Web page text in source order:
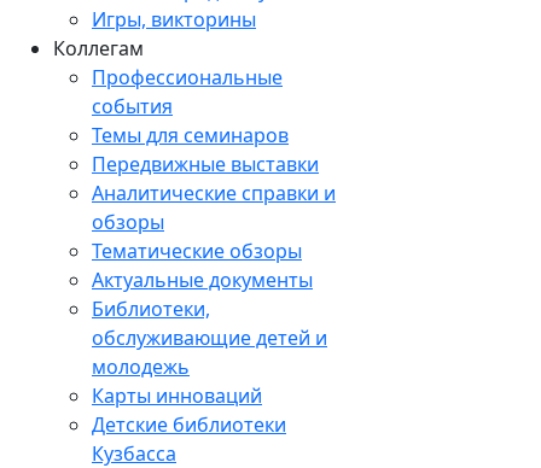
Игры, викторины
Коллегам
Профессиональные
события
Темы для семинаров
Передвижные выставки
Аналитические справки и
обзоры
Тематические обзоры
Актуальные документы
Библиотеки,
обслуживающие детей и
молодежь
Карты инноваций
Детские библиотеки
Кузбасса